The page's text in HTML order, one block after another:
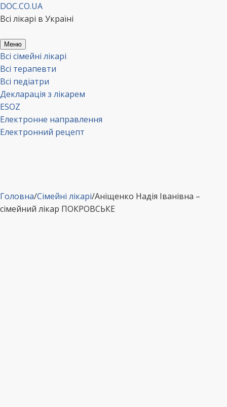
Перейти
до
DOC.CO.UA
Всі лікарі в Україні
Меню
Всі сімейні лікарі
Всі терапевти
Всі педіатри
Декларація з лікарем
ESOZ
Електронне направлення
Електронний рецепт
Головна/Сімейні лікарі/Аніщенко Надія Іванівна –
сімейний лікар ПОКРОВСЬКЕ